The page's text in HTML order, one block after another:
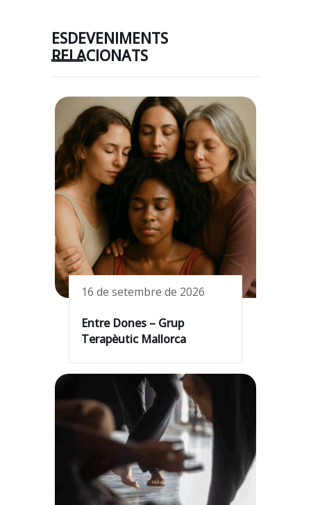
ESDEVENIMENTS
RELACIONATS
16 de setembre de 2026
Entre Dones – Grup
Terapèutic Mallorca